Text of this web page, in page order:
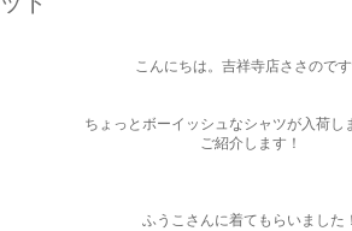
こんにちは。吉祥寺店ささので
ちょっとボーイッシュなシャツが入荷し
ご紹介します！
ふうこさんに着てもらいました！